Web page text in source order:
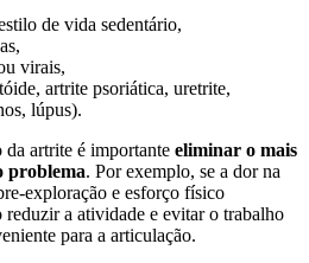
de vida sedentário,
virais,
artrite psoriática, uretrite,
lúpus).
artrite é importante eliminar o mais
problema. Por exemplo, se a dor na
exploração e esforço físico
a atividade e evitar o trabalho
para a articulação.